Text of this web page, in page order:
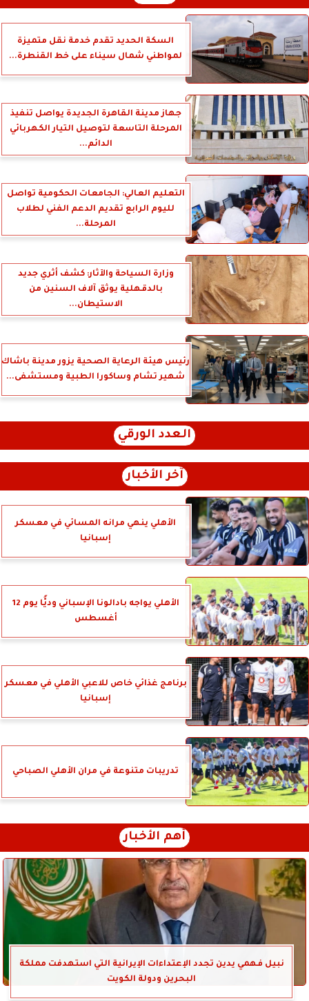
السكة الحديد تقدم خدمة نقل متميزة
لمواطني شمال سيناء على خط القنطرة...
جهاز مدينة القاهرة الجديدة يواصل تنفيذ
المرحلة التاسعة لتوصيل التيار الكهربائي
الدائم...
التعليم العالي: الجامعات الحكومية تواصل
لليوم الرابع تقديم الدعم الفني لطلاب
المرحلة...
وزارة السياحة والآثار: كشف أثري جديد
بالدقهلية يوثق آلاف السنين من
الاستيطان...
رئيس هيئة الرعاية الصحية يزور مدينة باشاك
شهير تشام وساكورا الطبية ومستشفى...
العدد الورقي
آخر الأخبار
الأهلي ينهي مرانه المسائي في معسكر
إسبانيا
الأهلي يواجه بادالونا الإسباني وديًّا يوم 12
أغسطس
برنامج غذائي خاص للاعبي الأهلي في معسكر
إسبانيا
تدريبات متنوعة في مران الأهلي الصباحي
أهم الأخبار
نبيل فهمي يدين تجدد الإعتداءات الإيرانية التي استهدفت مملكة
البحرين ودولة الكويت